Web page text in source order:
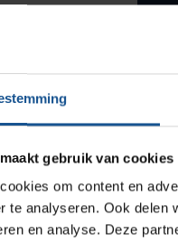
gebruik van cookies
om content en
te analyseren. Ook delen
en analyse. Deze